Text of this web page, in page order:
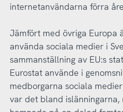
internetanvändarna förra
Jämfört med övriga Europa
använda sociala medier i
sammanställning av EU:s
Eurostat använde i
medborgarna sociala
var det bland islänningarna,